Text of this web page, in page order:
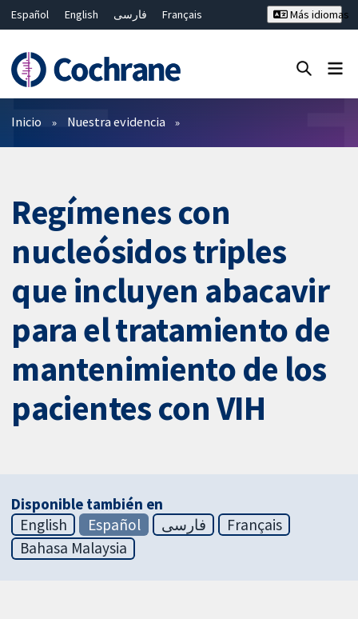
Español English فارسی
Français
Bahasa Malaysia
ไทย 繁體中文
Más idiomas
Filtros
Inicio Nuestra evidencia
Regímenes con
nucleósidos triples
que incluyen abacavir
para el tratamiento de
mantenimiento de los
pacientes con VIH
Disponible también en
English
Español فارسی
Français
Bahasa Malaysia